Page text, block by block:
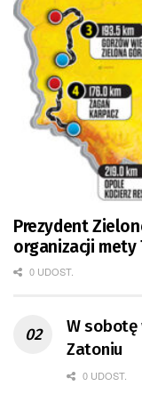
Prezydent
organizacji mety
0 UDOST.
W
Zatoniu
0 UDOST.